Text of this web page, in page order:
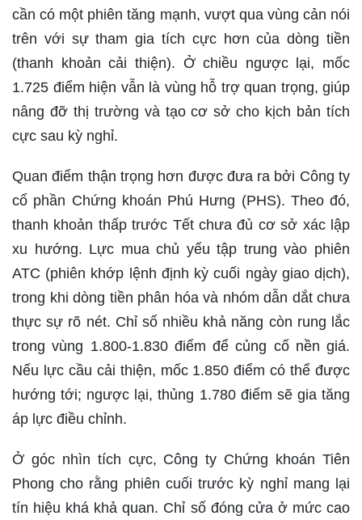
cần có một phiên tăng mạnh, vượt qua vùng cản nói
trên với sự tham gia tích cực hơn của dòng tiền
(thanh khoản cải thiện). Ở chiều ngược lại, mốc
1.725 điểm hiện vẫn là vùng hỗ trợ quan trọng, giúp
nâng đỡ thị trường và tạo cơ sở cho kịch bản tích
cực sau kỳ nghỉ.
Quan điểm thận trọng hơn được đưa ra bởi Công ty
cổ phần Chứng khoán Phú Hưng (PHS). Theo đó,
thanh khoản thấp trước Tết chưa đủ cơ sở xác lập
xu hướng. Lực mua chủ yếu tập trung vào phiên
ATC (phiên khớp lệnh định kỳ cuối ngày giao dịch),
trong khi dòng tiền phân hóa và nhóm dẫn dắt chưa
thực sự rõ nét. Chỉ số nhiều khả năng còn rung lắc
trong vùng 1.800-1.830 điểm để củng cố nền giá.
Nếu lực cầu cải thiện, mốc 1.850 điểm có thể được
hướng tới; ngược lại, thủng 1.780 điểm sẽ gia tăng
áp lực điều chỉnh.
Ở góc nhìn tích cực, Công ty Chứng khoán Tiên
Phong cho rằng phiên cuối trước kỳ nghỉ mang lại
tín hiệu khá khả quan. Chỉ số đóng cửa ở mức cao